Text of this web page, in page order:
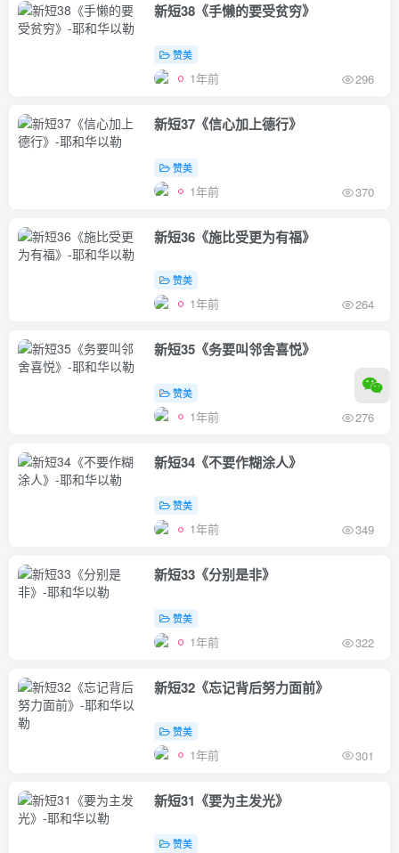
新短38《手懒的要受贫穷》
赞美
1年前 296
新短37《信心加上德行》
赞美
1年前 370
新短36《施比受更为有福》
赞美
1年前 264
新短35《务要叫邻舍喜悦》
赞美
1年前 276
新短34《不要作糊涂人》
赞美
1年前 349
新短33《分别是非》
赞美
1年前 322
新短32《忘记背后努力面前》
赞美
1年前 301
新短31《要为主发光》
赞美